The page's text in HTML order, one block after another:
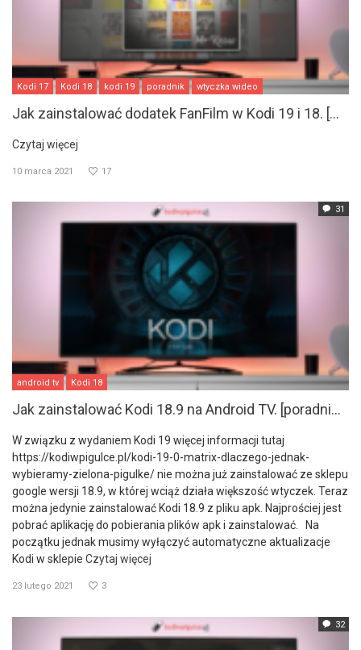
Kodi 17 Kodi 18 kodi 19 poradnik wtyczka wideo
Jak zainstalować dodatek FanFilm w Kodi 19 i 18. [...
Czytaj więcej
10 marca 2021 17
31
android tv Kodi 18
Jak zainstalować Kodi 18.9 na Android TV. [poradni...
W związku z wydaniem Kodi 19 więcej informacji tutaj
https://kodiwpigulce.pl/kodi-19-0-matrix-dlaczego-jednak-
wybieramy-zielona-pigulke/ nie można już zainstalować ze sklepu
google wersji 18.9, w której wciąż działa większość wtyczek. Teraz
można jedynie zainstalować Kodi 18.9 z pliku apk. Najprościej jest
pobrać aplikację do pobierania plików apk i zainstalować. Na
początku jednak musimy wyłączyć automatyczne aktualizacje
Kodi w sklepie Czytaj więcej
23 lutego 2021 3
32